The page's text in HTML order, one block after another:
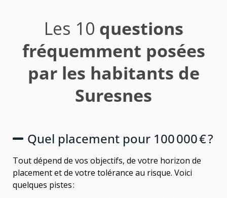
Les 10 questions
fréquemment posées
par les habitants de
Suresnes
Quel placement pour 100 000 € ?
Tout dépend de vos objectifs, de votre horizon de
placement et de votre tolérance au risque. Voici
quelques pistes :